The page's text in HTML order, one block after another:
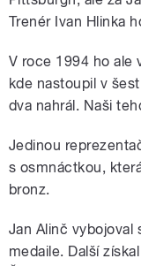
Trenér Ivan Hlinka
V roce 1994 ho ale
kde nastoupil v
dva nahrál. Naši
Jedinou
s osmnáctkou,
bronz.
Jan Alinč vybojoval
medaile. Další